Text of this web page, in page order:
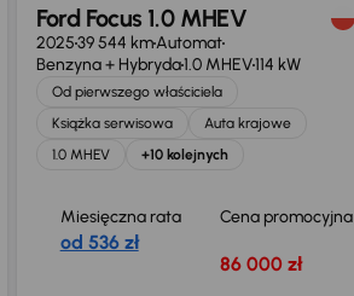
Ford Focus 1.0 MHEV
202539 544 kmAutomat
Benzyna + Hybryda1.0 MHEV114 kW
Od pierwszego właściciela
Książka serwisowa
Auta krajowe
1.0 MHEV
+10 kolejnych
Miesięczna rata
od 536 zł
Cena promocyjna
86 000 zł